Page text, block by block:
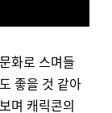
화로 스며들
좋을 것 같아
며 캐릭콘의